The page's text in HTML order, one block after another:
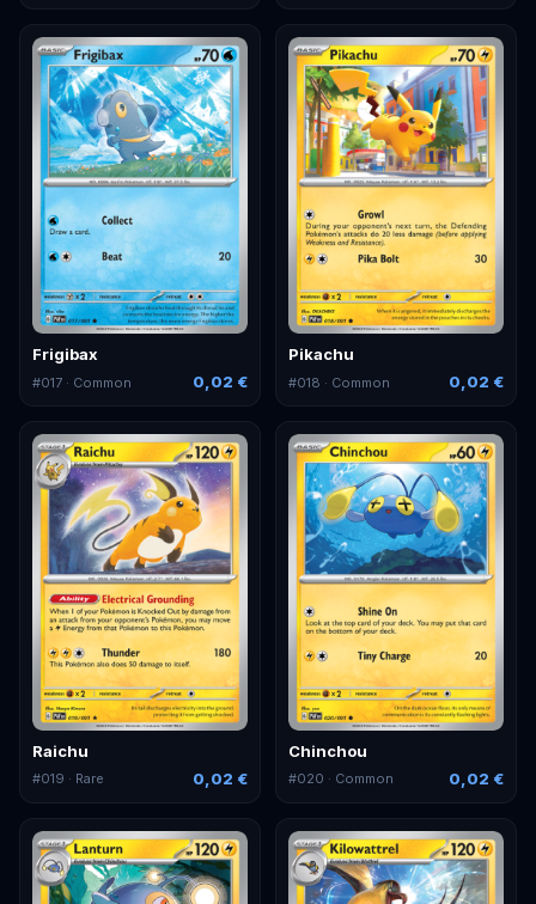
Frigibax
#017 · Common 0,02 €
Pikachu
#018 · Common 0,02 €
Raichu
#019 · Rare 0,02 €
Chinchou
#020 · Common 0,02 €